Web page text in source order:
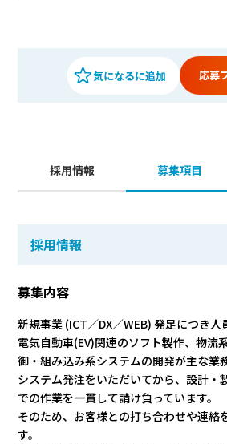
応募
採用情報 募集項目
採用情報
募集内容
新規事業 (ICT／DX／WEB) 発足につき人
電気自動車(EV)関連のソフト製作、物流
御・組み込み系システムの開発が主な業
システム発注をいただいてから、設計・
での作業を一貫して請け負っています。
そのため、お客様との打ち合わせや連絡
す。